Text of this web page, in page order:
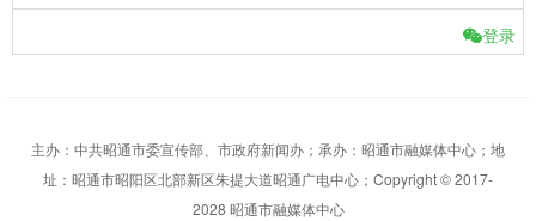
登录
主办：中共昭通市委宣传部、市政府新闻办；承办：昭通市融媒体中心；地
址：昭通市昭阳区北部新区朱提大道昭通广电中心；Copyright © 2017-
2028 昭通市融媒体中心